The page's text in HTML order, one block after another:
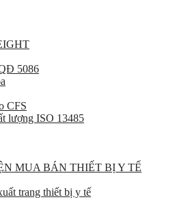
5086
CFS
lượng ISO 13485
MUA BÁN THIẾT BỊ Y TẾ
trang thiết bị y tế